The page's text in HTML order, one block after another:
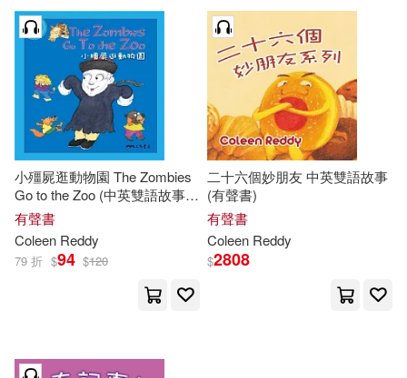
小殭屍逛動物園 The Zombies
Go to the Zoo (中英雙語故事)
(有聲書)
有聲書
Coleen Reddy
79 折 $94 $120
二十六個妙朋友 中英雙語故事
(有聲書)
有聲書
Coleen Reddy
$2808